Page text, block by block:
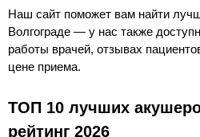
Наш сайт поможет вам найти
Волгограде — у нас также
работы врачей, отзывах
цене приема.
ТОП 10 лучших
рейтинг 2026